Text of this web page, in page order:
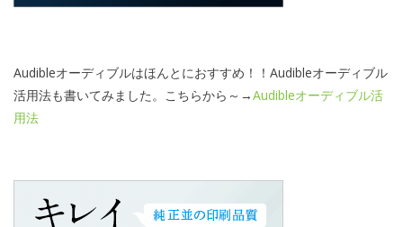
Audibleオーディブルはほんとにおすすめ！！Audibleオーディブル
活用法も書いてみました。こちらから～→Audibleオーディブル活
用法